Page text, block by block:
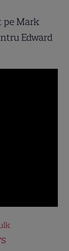
pe Mark
Edward